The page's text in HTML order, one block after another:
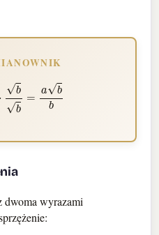
=a
wyrazami